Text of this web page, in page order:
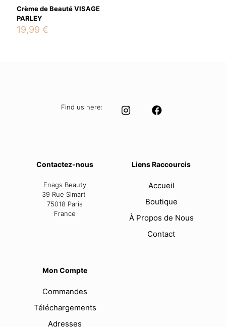
Crème de Beauté VISAGE
PARLEY
19,99 €
Find us here:
Contactez-nous
Enags Beauty
39 Rue Simart
75018 Paris
France
Liens Raccourcis
Accueil
Boutique
À Propos de Nous
Contact
Mon Compte
Commandes
Téléchargements
Adresses